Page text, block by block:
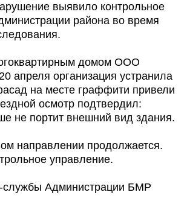
выявило контрольное
района во время
домом ООО
апреля организация устранила
на месте граффити привели
осмотр подтвердил:
не портит внешний вид здания.
направлении продолжается.
управление.
службы Администрации БМР